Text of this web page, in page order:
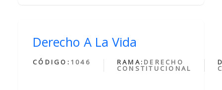
Derecho A La Vida
CÓDIGO: 1046 RAMA: DERECHO
CONSTITUCIONAL